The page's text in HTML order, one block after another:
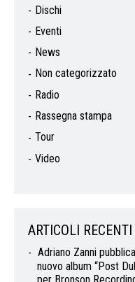
Dischi
Eventi
News
Non categorizzato
Radio
Rassegna stampa
Tour
Video
ARTICOLI RECENTI
Adriano Zanni
nuovo album “Post